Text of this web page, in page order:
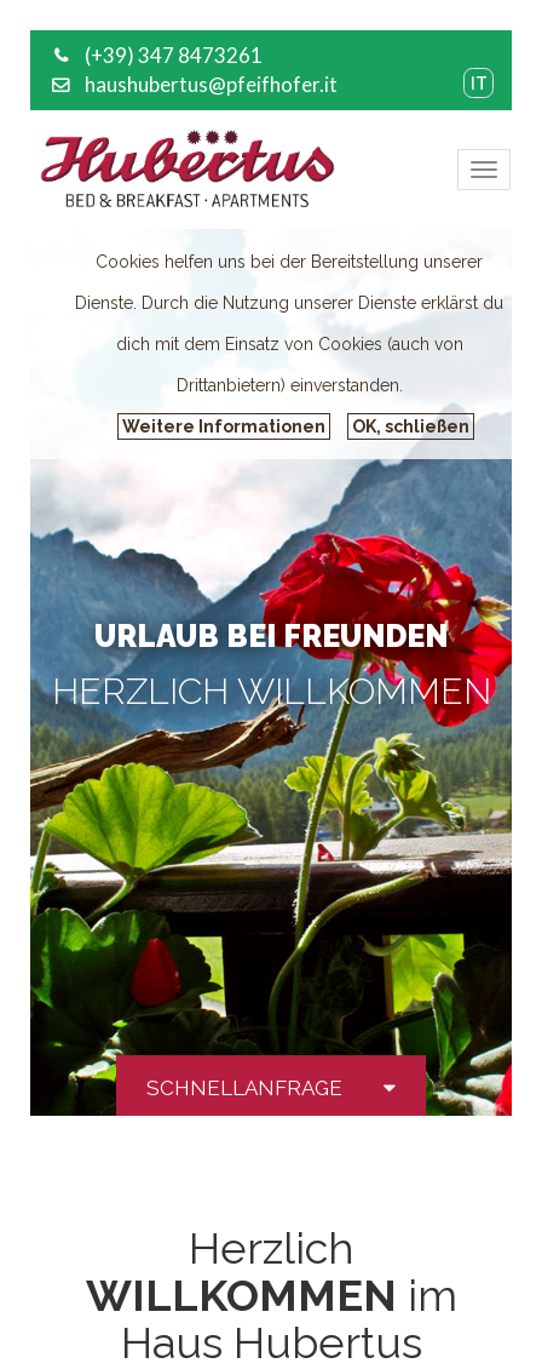
Cookies helfen uns bei der Bereitstellung unserer
Dienste. Durch die Nutzung unserer Dienste erklärst du
dich mit dem Einsatz von Cookies (auch von
Drittanbietern) einverstanden.
Weitere Informationen OK, schließen
(+39) 347 8473261
haushubertus@pfeifhofer.it
IT
URLAUB BEI FREUNDEN
HERZLICH WILLKOMMEN
SCHNELLANFRAGE
Herzlich
WILLKOMMEN im
Haus Hubertus